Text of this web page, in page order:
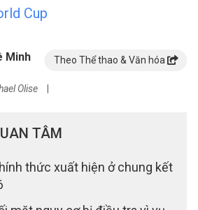
Cup
Minh Theo Thể thao & Văn hóa
Olise
TÂM
thức xuất hiện ở chung kết